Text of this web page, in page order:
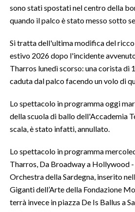
INSULARITÀ
INFO AZIENDE
ABBONATI
ANNUNCI
PUBBLICITÀ
SPIAGGE
STORE
sono stati spostati nel centro della
quando il palco è stato messo sotto
Si tratta dell'ultima modifica del
estivo 2026 dopo l'incidente
Tharros lunedì scorso: una corista di
caduta dal palco facendo un volo di
Lo spettacolo in programma oggi
della scuola di ballo dell'Accademia
scala, è stato infatti, annullato.
Lo spettacolo in programma
Tharros, Da Broadway a Hollywood
Orchestra della Sardegna, inserito
Giganti dell’Arte della Fondazione
terrà invece in piazza De Is Ballus a